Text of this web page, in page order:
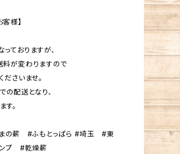
様】
ておりますが、
料が変わりますので
ださいませ。
の配送となり、
。
の薪 #ふもとっぱら #埼玉 #東
プ #乾燥薪